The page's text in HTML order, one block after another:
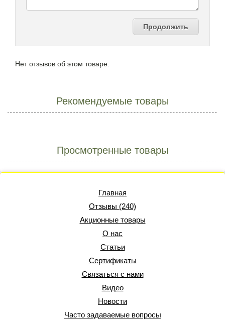
Продолжить
Нет отзывов об этом товаре.
Рекомендуемые товары
Просмотренные товары
Главная
Отзывы (240)
Акционные товары
О нас
Статьи
Сертификаты
Связаться с нами
Видео
Новости
Часто задаваемые вопросы